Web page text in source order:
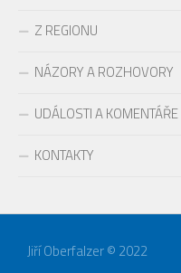
Z REGIONU
NÁZORY A ROZHOVORY
UDÁLOSTI A KOMENTÁŘE
KONTAKTY
Jiří Oberfalzer © 2022